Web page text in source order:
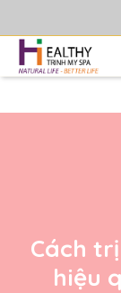
Cách
hiệu